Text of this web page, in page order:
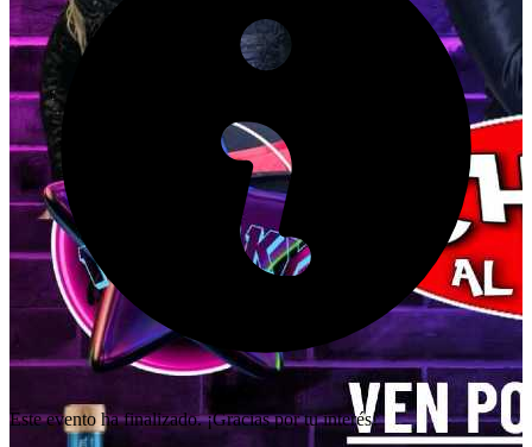
Este evento ha finalizado. ¡Gracias por tu interés!